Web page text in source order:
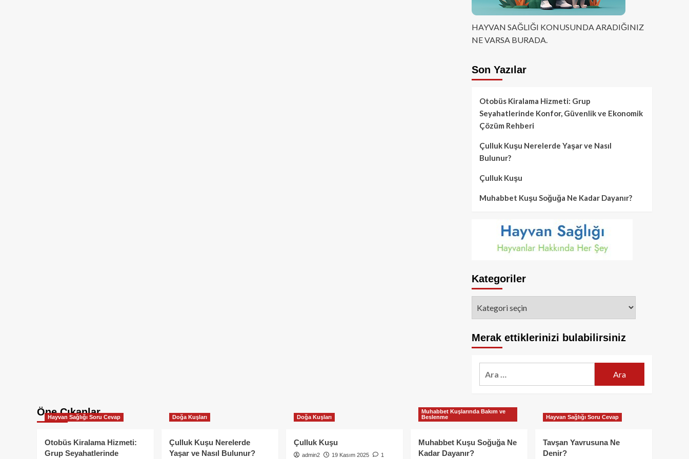
HAYVAN SAĞLIĞI KONUSUNDA ARADIĞINIZ
NE VARSA BURADA.
Son Yazılar
Otobüs Kiralama Hizmeti: Grup
Seyahatlerinde Konfor, Güvenlik ve Ekonomik
Çözüm Rehberi
Çulluk Kuşu Nerelerde Yaşar ve Nasıl
Bulunur?
Çulluk Kuşu
Muhabbet Kuşu Soğuğa Ne Kadar Dayanır?
Kategoriler
Merak ettiklerinizi bulabilirsiniz
Öne Çıkanlar
Hayvan Sağlığı Soru Cevap
Otobüs Kiralama Hizmeti:
Grup Seyahatlerinde
Doğa Kuşları
Çulluk Kuşu Nerelerde
Yaşar ve Nasıl Bulunur?
Doğa Kuşları
Çulluk Kuşu
admin2 19 Kasım 2025 1
Muhabbet Kuşlarında Bakım ve
Beslenme
Muhabbet Kuşu Soğuğa Ne
Kadar Dayanır?
Hayvan Sağlığı Soru Cevap
Tavşan Yavrusuna Ne
Denir?